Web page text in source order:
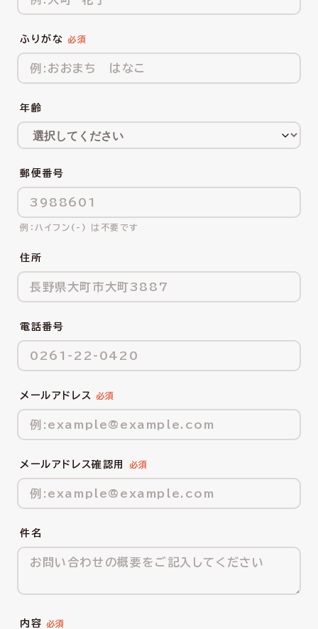
ふりがな
年齢
郵便番号
ハイフン(-) は不要です
住所
電話番号
メールアドレス
メールアドレス確認用
件名
内容